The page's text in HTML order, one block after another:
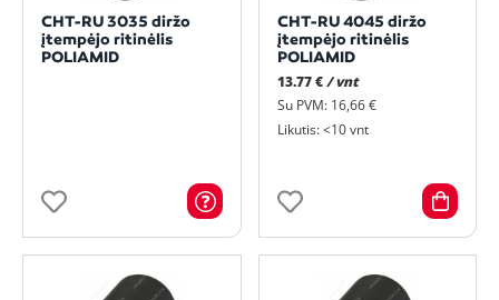
CHT-RU 3035 diržo
įtempėjo ritinėlis
POLIAMID
CHT-RU 4045 diržo
įtempėjo ritinėlis
POLIAMID
13.77 € / vnt
Su PVM: 16,66 €
Likutis: <10 vnt